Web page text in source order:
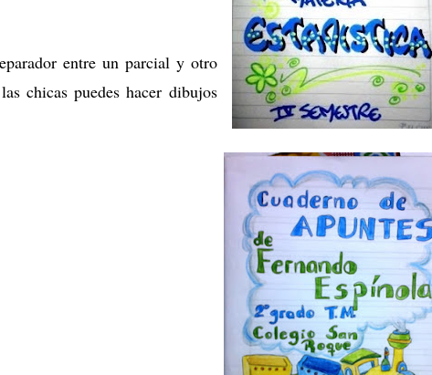
entre un parcial y otro
chicas puedes hacer dibujos